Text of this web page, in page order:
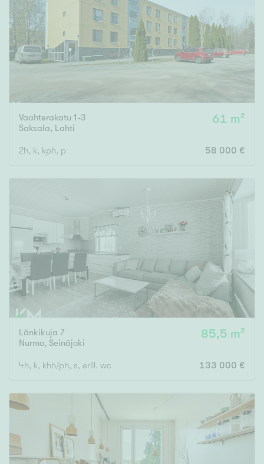
Vaahterakatu 1-3
Saksala, Lahti
61 m²
2h, k, kph, p 58 000 €
Länkikuja 7
Nurmo, Seinäjoki
85,5 m²
4h, k, khh/ph, s, erill. wc 133 000 €